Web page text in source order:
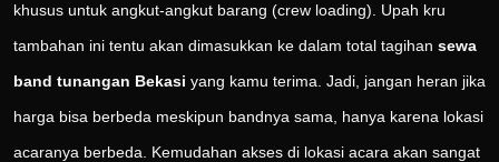
khusus untuk angkut-angkut barang (crew loading). Upah kru
tambahan ini tentu akan dimasukkan ke dalam total tagihan sewa
band tunangan Bekasi yang kamu terima. Jadi, jangan heran jika
harga bisa berbeda meskipun bandnya sama, hanya karena lokasi
acaranya berbeda. Kemudahan akses di lokasi acara akan sangat